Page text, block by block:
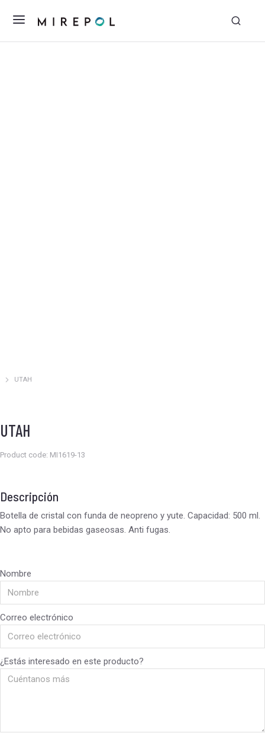
Estás aquí:
UTAH
UTAH
Product code: MI1619-13
Descripción
Botella de cristal con funda de neopreno y yute. Capacidad: 500 ml.
No apto para bebidas gaseosas. Anti fugas.
Nombre
Correo electrónico
¿Estás interesado en este producto?